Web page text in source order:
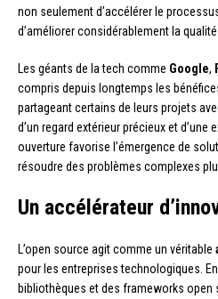
non seulement d’accélérer le
d’améliorer considérablement la
Les géants de la tech comme Google,
compris depuis longtemps les
partageant certains de leurs projets
d’un regard extérieur précieux et d’une
ouverture favorise l’émergence de
résoudre des problèmes complexes
Un accélérateur
L’open source agit comme un véritable
pour les entreprises technologiques.
bibliothèques et des frameworks open